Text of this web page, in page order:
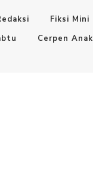
Fiksi Mini
Cerpen Anak